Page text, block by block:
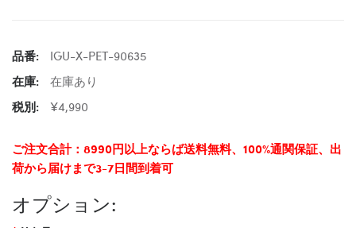
品番:
IGU-X-PET-90635
在庫:
在庫あり
税別:
¥4,990
ご注文合計：8990円以上ならば送料無料、100%通関保証、出
荷から届けまで3-7日間到着可
オプション: